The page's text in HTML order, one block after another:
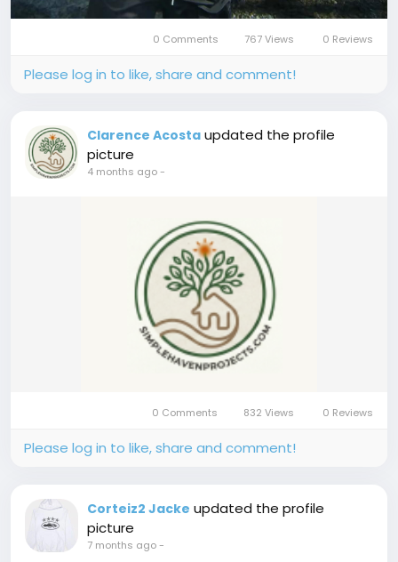
0 Comments 767 Views 0 Reviews
Please log in to like, share and comment!
Clarence Acosta updated the profile
picture
4 months ago-
0 Comments 832 Views 0 Reviews
Please log in to like, share and comment!
Corteiz2 Jacke updated the profile
picture
7 months ago-